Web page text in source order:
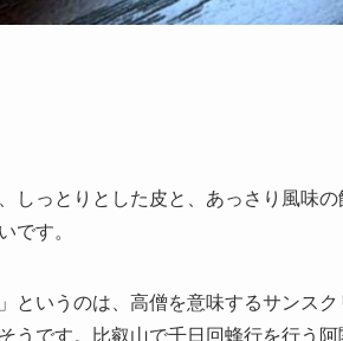
しっとりとした皮と、あっさり風味
です。
」というのは、高僧を意味するサンス
うです。比叡山で千日回蜂行を行う